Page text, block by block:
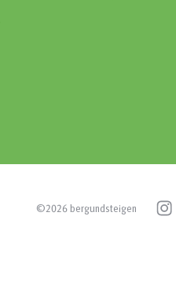
©2026 bergundsteigen